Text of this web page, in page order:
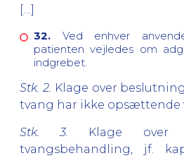
[…]
32. Ved enhver
patienten vejledes om
indgrebet.
Stk. 2. Klage over
tvang har ikke opsættende
Stk. 3.
Klage over
tvangsbehandling, jf.